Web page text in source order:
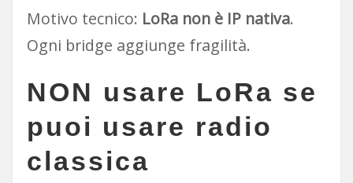
Motivo tecnico: LoRa non è IP nativa.
Ogni bridge aggiunge fragilità.
NON usare LoRa se
puoi usare radio
classica